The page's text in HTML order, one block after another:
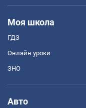
Моя школа
ГДЗ
Онлайн уроки
ЗНО
Авто